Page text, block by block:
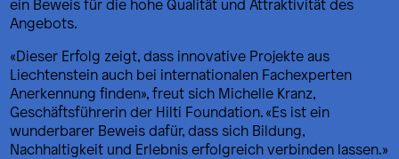
ein Beweis für die hohe Qualität und Attraktivität des
Angebots.
«Dieser Erfolg zeigt, dass innovative Projekte aus
Liechtenstein auch bei internationalen Fachexperten
Anerkennung finden», freut sich Michelle Kranz,
Geschäftsführerin der Hilti Foundation. «Es ist ein
wunderbarer Beweis dafür, dass sich Bildung,
Nachhaltigkeit und Erlebnis erfolgreich verbinden lassen.»